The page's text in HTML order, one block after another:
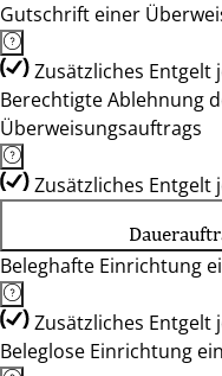
Gutschrift einer
Zusätzliches Entgelt
Berechtigte Ablehnung
Überweisungsauftrags
Zusätzliches Entgelt
Beleghafte Einrichtung
Zusätzliches Entgelt
Beleglose Einrichtung